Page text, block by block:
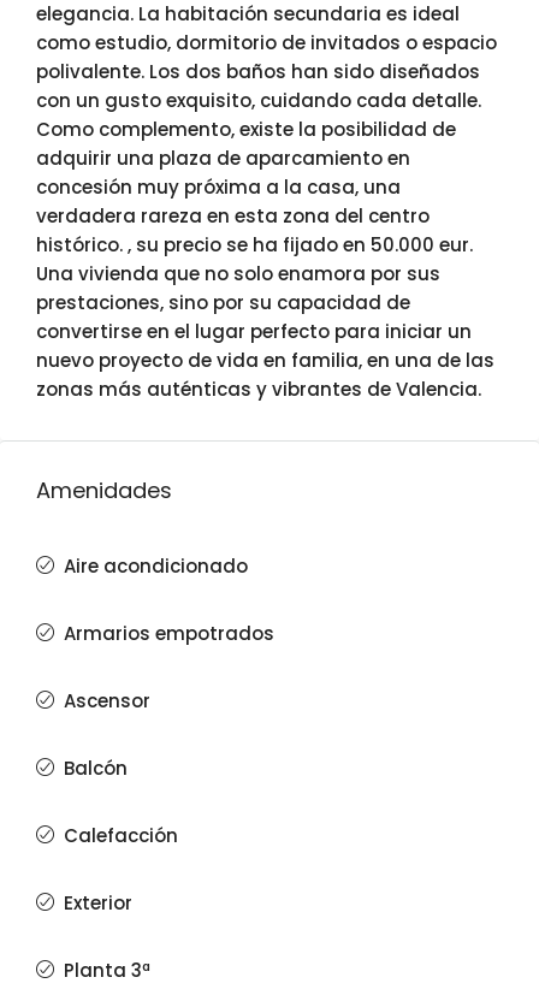
elegancia. La habitación secundaria es ideal
como estudio, dormitorio de invitados o espacio
polivalente. Los dos baños han sido diseñados
con un gusto exquisito, cuidando cada detalle.
Como complemento, existe la posibilidad de
adquirir una plaza de aparcamiento en
concesión muy próxima a la casa, una
verdadera rareza en esta zona del centro
histórico. , su precio se ha fijado en 50.000 eur.
Una vivienda que no solo enamora por sus
prestaciones, sino por su capacidad de
convertirse en el lugar perfecto para iniciar un
nuevo proyecto de vida en familia, en una de las
zonas más auténticas y vibrantes de Valencia.
Amenidades
Aire acondicionado
Armarios empotrados
Ascensor
Balcón
Calefacción
Exterior
Planta 3ª